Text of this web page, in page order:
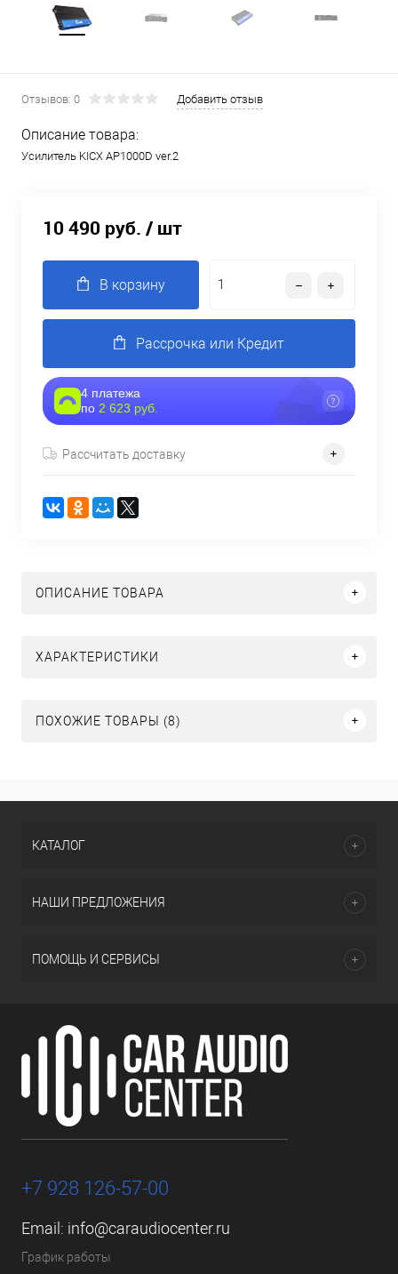
Отзывов: 0 Добавить отзыв
Описание товара:
Усилитель KICX AP1000D ver.2
10 490 руб. / шт
В корзину
Рассрочка или Кредит
4 платежа
по 2 623 руб.
Рассчитать доставку
ОПИСАНИЕ ТОВАРА
ХАРАКТЕРИСТИКИ
ПОХОЖИЕ ТОВАРЫ (8)
КАТАЛОГ
НАШИ ПРЕДЛОЖЕНИЯ
ПОМОЩЬ И СЕРВИСЫ
+7 928 126-57-00
Email: info@caraudiocenter.ru
График работы